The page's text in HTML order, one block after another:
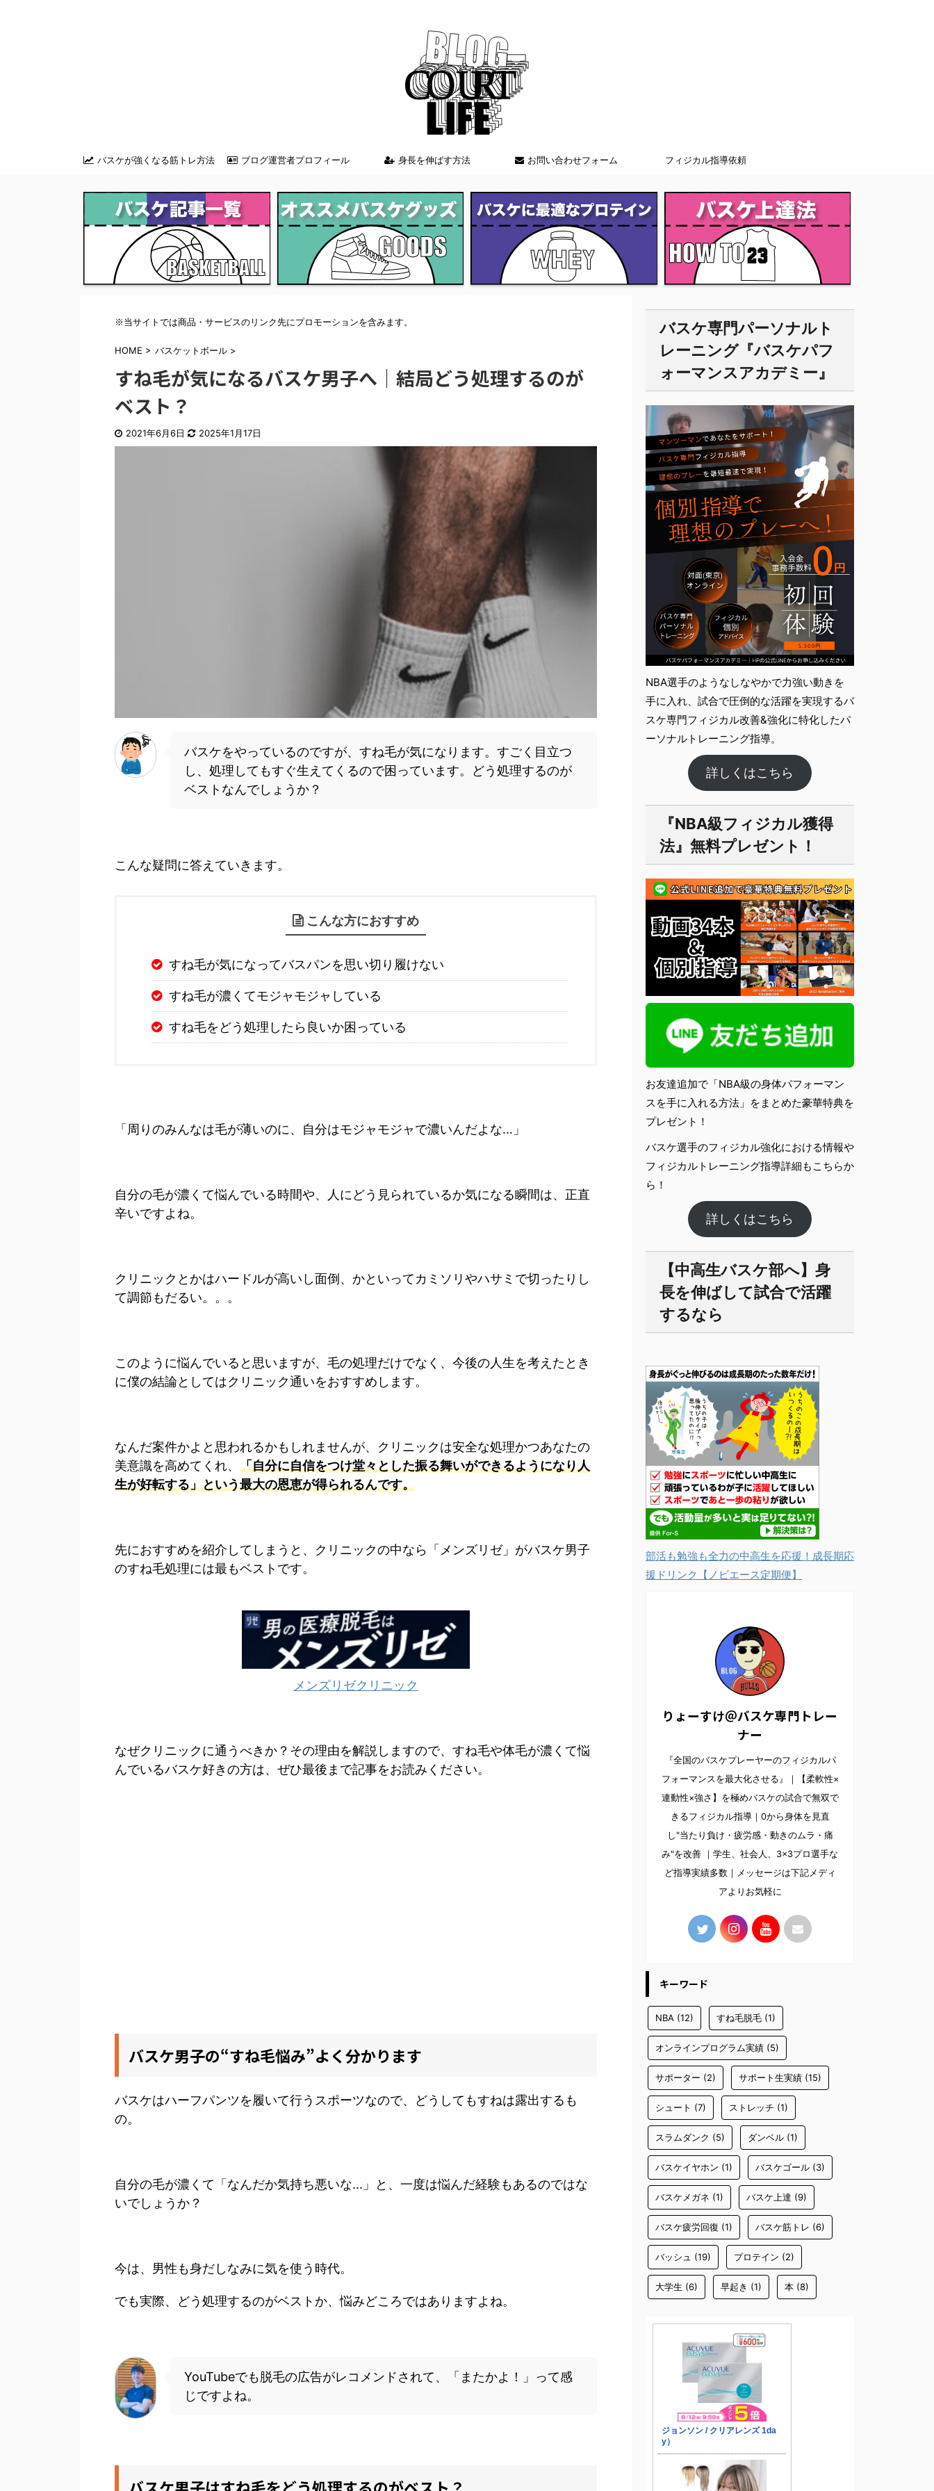
バスケが強くなる筋トレ方法 ブログ運営者プロフィール 身長を伸ばす方法 お問い合わせフォーム フィジカル指導依頼
※当サイトでは商品・サービスのリンク先にプロモーションを含みます。
HOME > バスケットボール >
すね毛が気になるバスケ男子へ｜結局どう処理するのが
ベスト？
2021年6月6日 2025年1月17日
バスケをやっているのですが、すね毛が気になります。すごく目立つ
し、処理してもすぐ生えてくるので困っています。どう処理するのが
ベストなんでしょうか？
こんな疑問に答えていきます。
こんな方におすすめ
すね毛が気になってバスパンを思い切り履けない
すね毛が濃くてモジャモジャしている
すね毛をどう処理したら良いか困っている
「周りのみんなは毛が薄いのに、自分はモジャモジャで濃いんだよな…」
自分の毛が濃くて悩んでいる時間や、人にどう見られているか気になる瞬間は、正直
辛いですよね。
クリニックとかはハードルが高いし面倒、かといってカミソリやハサミで切ったりし
て調節もだるい。。。
このように悩んでいると思いますが、毛の処理だけでなく、今後の人生を考えたとき
に僕の結論としてはクリニック通いをおすすめします。
なんだ案件かよと思われるかもしれませんが、クリニックは安全な処理かつあなたの
美意識を高めてくれ、 「自分に自信をつけ堂々とした振る舞いができるようになり人
生が好転する」という最大の恩恵が得られるんです。
先におすすめを紹介してしまうと、クリニックの中なら「メンズリゼ」がバスケ男子
のすね毛処理には最もベストです。
メンズリゼクリニック
なぜクリニックに通うべきか？その理由を解説しますので、すね毛や体毛が濃くて悩
んでいるバスケ好きの方は、ぜひ最後まで記事をお読みください。
バスケ男子の“すね毛悩み”よく分かります
バスケはハーフパンツを履いて行うスポーツなので、どうしてもすねは露出するも
の。
自分の毛が濃くて「なんだか気持ち悪いな...」と、一度は悩んだ経験もあるのではな
いでしょうか？
今は、男性も身だしなみに気を使う時代。
でも実際、どう処理するのがベストか、悩みどころではありますよね。
YouTubeでも脱毛の広告がレコメンドされて、「またかよ！」って感
じですよね。
バスケ専門パーソナルト
レーニング『バスケパフ
ォーマンスアカデミー』
NBA選手のようなしなやかで力強い動きを
手に入れ、試合で圧倒的な活躍を実現するバ
スケ専門フィジカル改善&強化に特化したパ
ーソナルト​レーニング指導。
詳しくはこちら
『NBA級フィジカル獲得
法』無料プレゼント！
お友達追加で「NBA級の身体パフォーマン
スを手に入れる方法」をまとめた豪華特典を
プレゼント！
バスケ選手のフィジカル強化における情報や
フィジカルトレーニング指導詳細もこちらか
ら！
詳しくはこちら
【中高生バスケ部へ】身
長を伸ばして試合で活躍
するなら
部活も勉強も全力の中高生を応援！成長期応
援ドリンク【ノビエース定期便】
りょーすけ＠バスケ専門トレー
ナー
『全国のバスケプレーヤーのフィジカルパ
フォーマンスを最大化させる』｜【柔軟性×
連動性×強さ】を極めバスケの試合で無双で
きるフィジカル指導｜0から身体を見直
し"当たり負け・疲労感・動きのムラ・痛
み"を改善 ｜学生、社会人、3×3プロ選手な
ど指導実績多数｜メッセージは下記メディ
アよりお気軽に
キーワード
NBA (12) すね毛脱毛 (1)
オンラインプログラム実績 (5)
サポーター (2) サポート生実績 (15)
シュート (7) ストレッチ (1)
スラムダンク (5) ダンベル (1)
バスケイヤホン (1) バスケゴール (3)
バスケメガネ (1) バスケ上達 (9)
バスケ疲労回復 (1) バスケ筋トレ (6)
バッシュ (19) プロテイン (2)
大学生 (6) 早起き (1) 本 (8)